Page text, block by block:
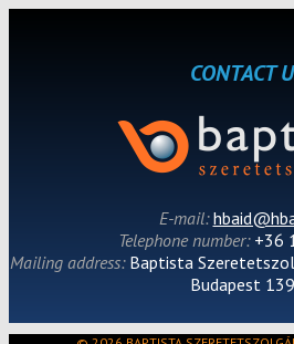
CONTACT
E-mail:
Telephone number: +36
Mailing address: Baptista
Budapest